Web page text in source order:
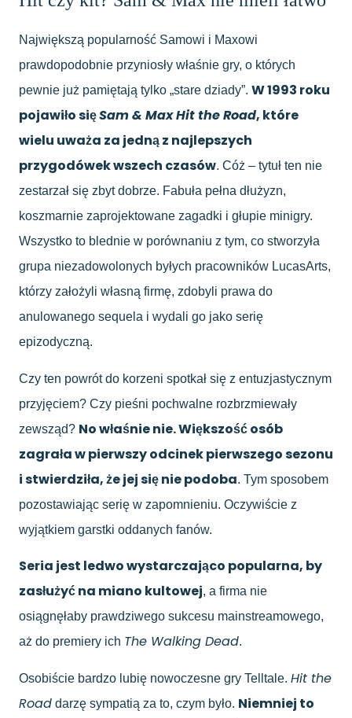
Największą popularność Samowi i Maxowi
prawdopodobnie przyniosły właśnie gry, o których
pewnie już pamiętają tylko „stare dziady”. W 1993 roku
pojawiło sięSam & Max Hit the Road, które
wielu uważa za jedną z najlepszych
przygodówek wszech czasów. Cóż – tytuł ten nie
zestarzał się zbyt dobrze. Fabuła pełna dłużyzn,
koszmarnie zaprojektowane zagadki i głupie minigry.
Wszystko to blednie w porównaniu z tym, co stworzyła
grupa niezadowolonych byłych pracowników LucasArts,
którzy założyli własną firmę, zdobyli prawa do
anulowanego sequela i wydali go jako serię
epizodyczną.
Czy ten powrót do korzeni spotkał się z entuzjastycznym
przyjęciem? Czy pieśni pochwalne rozbrzmiewały
zewsząd? No właśnie nie. Większość osób
zagrała w pierwszy odcinek pierwszego sezonu
i stwierdziła, że jej się nie podoba. Tym sposobem
pozostawiając serię w zapomnieniu. Oczywiście z
wyjątkiem garstki oddanych fanów.
Seria jest ledwo wystarczająco popularna, by
zasłużyć na miano kultowej, a firma nie
osiągnęłaby prawdziwego sukcesu mainstreamowego,
aż do premiery ich The Walking Dead.
Osobiście bardzo lubię nowoczesne gry Telltale. Hit the
Road darzę sympatią za to, czym było. Niemniej to